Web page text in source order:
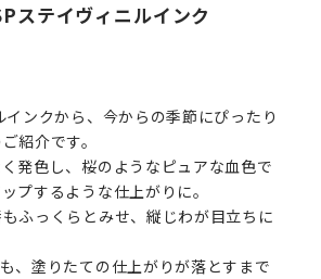
ステイヴィニルインク
インクから、今からの季節にぴったり
紹介です。
発色し、桜のようなピュアな血色で
プするような仕上がりに。
ふっくらとみせ、縦じわが目立ちに
、塗りたての仕上がりが落とすまで